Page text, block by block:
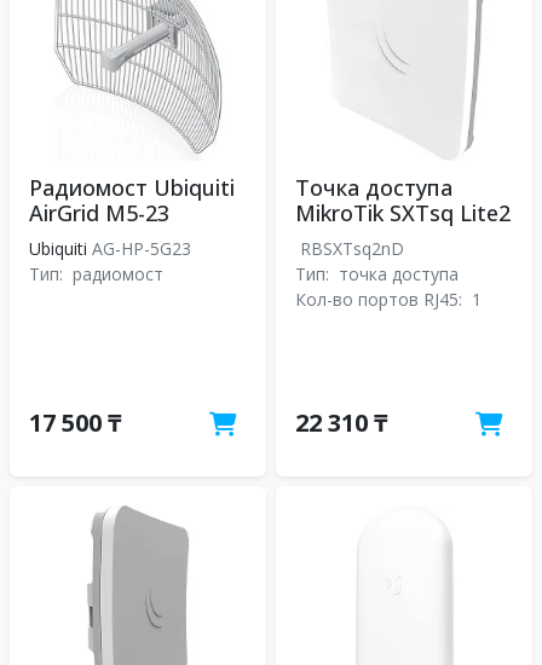
Радиомост Ubiquiti
AirGrid M5-23
Ubiquiti AG-HP-5G23
Тип: радиомост
17 500 ₸
Точка доступа
MikroTik SXTsq Lite2
RBSXTsq2nD
Тип: точка доступа
Кол-во портов RJ45: 1
22 310 ₸